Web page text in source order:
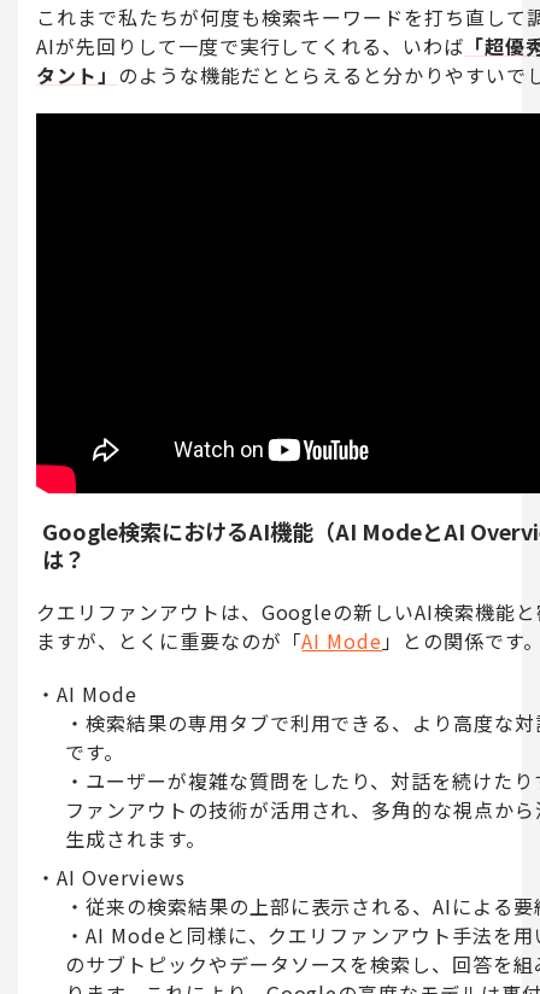
これまで私たちが何度も検索キーワードを打ち直して
AIが先回りして一度で実行してくれる、いわば 「超
タント」 のような機能だととらえると分かりやすいで
Google検索におけるAI機能（AI ModeとAI
は？
クエリファンアウトは、Googleの新しいAI検索機能
ますが、とくに重要なのが「AI Mode 」との関係です
AI Mode
検索結果の専用タブで利用できる、より高度な
です。
ユーザーが複雑な質問をしたり、対話を続けた
ファンアウトの技術が活用され、多角的な視点か
生成されます。
AI Overviews
従来の検索結果の上部に表示される、AIによる要
AI Modeと同様に、クエリファンアウト手法を
のサブトピックやデータソースを検索し、回答を